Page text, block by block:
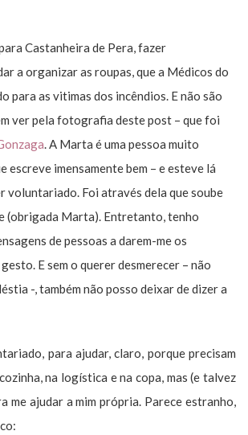
Castanheira de Pera, fazer
a organizar as roupas, que a Médicos do
para as vitimas dos incêndios. E não são
ver pela fotografia deste post – que foi
. A Marta é uma pessoa muito
escreve imensamente bem – e esteve lá
voluntariado. Foi através dela que soube
(obrigada Marta). Entretanto, tenho
de pessoas a darem-me os
E sem o querer desmerecer – não
-, também não posso deixar de dizer a
para ajudar, claro, porque precisam
na logística e na copa, mas (e talvez
me ajudar a mim própria. Parece estranho,